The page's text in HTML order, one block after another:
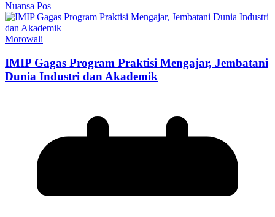
Nuansa Pos
Morowali
IMIP Gagas Program Praktisi Mengajar, Jembatani
Dunia Industri dan Akademik